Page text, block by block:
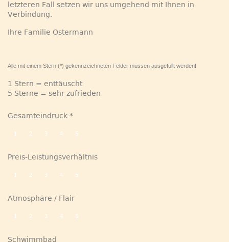
letzteren Fall setzen wir uns umgehend mit Ihnen in
Verbindung.
Ihre Familie Ostermann
Alle mit einem Stern (*) gekennzeichneten Felder müssen ausgefüllt werden!
1 Stern = enttäuscht
5 Sterne = sehr zufrieden
Gesamteindruck
2 3 4 5
Preis-Leistungsverhältnis
2 3 4 5
Atmosphäre / Flair
2 3 4 5
Schwimmbad